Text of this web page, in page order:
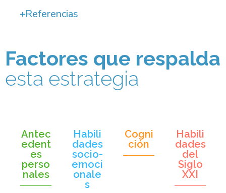
Referencias
Factores que respalda
esta estrategia
Antec
edent
es
perso
nales
Habili
dades
socio-
emoci
onale
s
Cogni
ción
Habili
dades
del
Siglo
XXI